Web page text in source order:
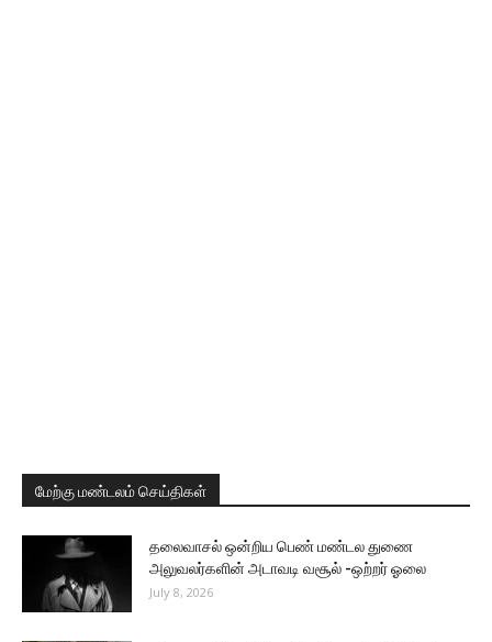
மேற்கு மண்டலம் செய்திகள்
தலைவாசல் ஒன்றிய பெண் மண்டல துணை
அலுவலர்களின் அடாவடி வசூல் -ஒற்றர் ஓலை
July 8, 2026